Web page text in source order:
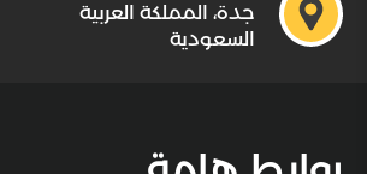
جدة، المملكة العربية
السعودية